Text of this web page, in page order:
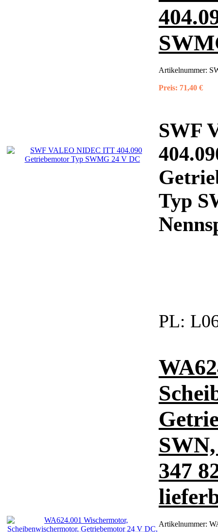
Artikelnummer:
Preis: 71,40 €
SWF
Typ
PL:
347
Artikelnummer: